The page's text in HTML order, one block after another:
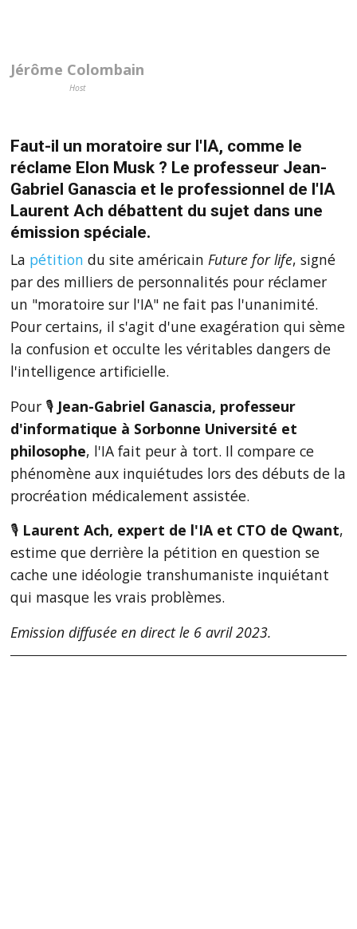
Jérôme Colombain
Host
Faut-il un moratoire sur l'IA, comme le
réclame Elon Musk ? Le professeur Jean-
Gabriel Ganascia et le professionnel de l'IA
Laurent Ach débattent du sujet dans une
émission spéciale.
La pétition du site américainFuture for life, signé
par des milliers de personnalités pour réclamer
un "moratoire sur l'IA" ne fait pas l'unanimité.
Pour certains, il s'agit d'une exagération qui sème
la confusion et occulte les véritables dangers de
l'intelligence artificielle.
Pour 🎙 Jean-Gabriel Ganascia, professeur
d'informatique à Sorbonne Université et
philosophe, l'IA fait peur à tort. Il compare ce
phénomène aux inquiétudes lors des débuts de la
procréation médicalement assistée.
🎙 Laurent Ach, expert de l'IA et CTO de Qwant,
estime que derrière la pétition en question se
cache une idéologie transhumaniste inquiétant
qui masque les vrais problèmes.
Emission diffusée en direct le 6 avril 2023.